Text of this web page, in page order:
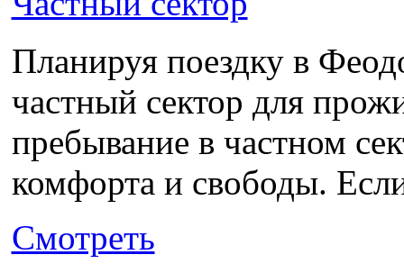
Планируя поездку в
частный сектор для
пребывание в частном
комфорта и свободы.
Смотреть